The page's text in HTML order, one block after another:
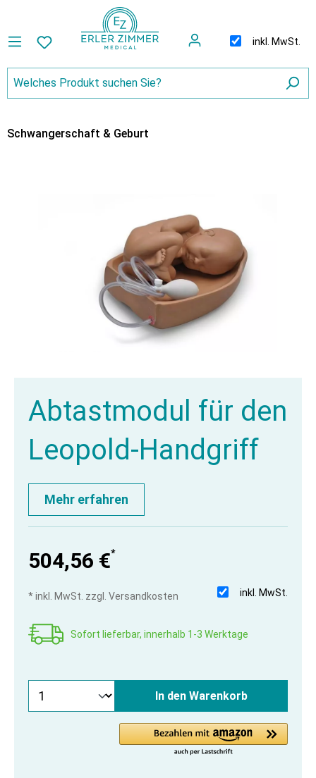
inkl. MwSt.
Schwangerschaft & Geburt
Abtastmodul für den
Leopold-Handgriff
Mehr erfahren
504,56 €*
inkl. MwSt.
* inkl. MwSt. zzgl. Versandkosten
Sofort lieferbar, innerhalb 1-3 Werktage
In den Warenkorb